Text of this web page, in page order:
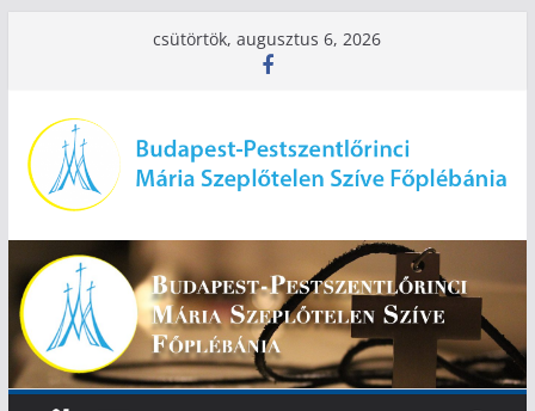
csütörtök, augusztus 6, 2026